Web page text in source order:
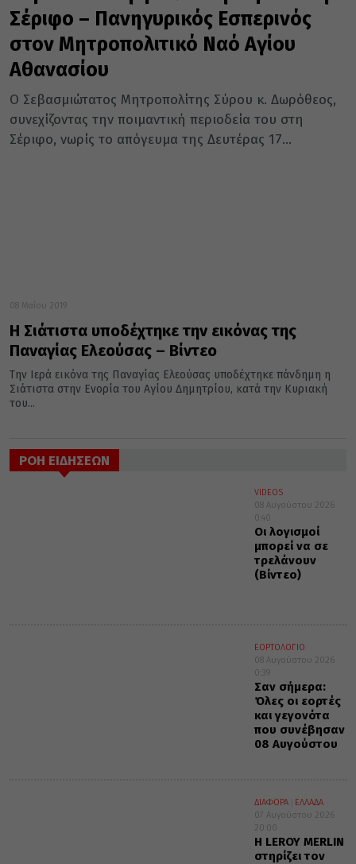
Σέριφο – Πανηγυρικός Εσπερινός
στον Μητροπολιτικό Ναό Αγίου
Αθανασίου
Ο Σεβασμιώτατος Μητροπολίτης Σύρου κ. Δωρόθεος,
συνεχίζοντας την ποιμαντική περιοδεία του στη
Σέριφο, νωρίς το απόγευμα της Δευτέρας 17...
08 Μαΐου 2019
Η Σιάτιστα υποδέχτηκε την εικόνας της
Παναγίας Ελεούσας – Βίντεο
Την Ιερά εικόνα της Παναγίας Ελεούσας υποδέχτηκε πάνδημη η
Σιάτιστα στην Ενορία του Αγίου Δημητρίου, κατά την Κυριακή
του...
ΡΟΗ ΕΙΔΗΣΕΩΝ
VIDEOS
08 Αυγούστου 2026
0:40
Οι λογισμοί
μπορεί να σε
τρελάνουν
(Βίντεο)
ΕΟΡΤΟΛΟΓΙΟ
08 Αυγούστου 2026
0:39
Σαν σήμερα:
Όλες οι εορτές
και γεγονότα
που συνέβησαν
08 Αυγούστου
ΔΙΑΦΟΡΑ
ΕΛΛΑΔΑ
07 Αυγούστου 2026
20:00
Η LEROY MERLIN
στηρίζει τον